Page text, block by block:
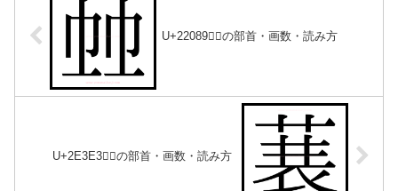
U+22089｜𢂉の部首・画数・読み方
U+2E3E3｜𮏣の部首・画数・読み方